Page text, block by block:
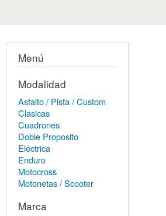
Menú
Modalidad
Asfalto / Pista / Custom
Clasicas
Cuadrones
Doble Proposito
Eléctrica
Enduro
Motocross
Motonetas / Scooter
Marca